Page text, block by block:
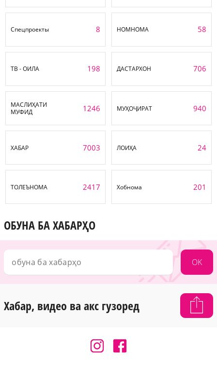
Спецпроекты 8 НОМНОМА 58
ТВ - ОИЛА 198 ДАСТАРХОН 706
МАСЛИҲАТИ
МУФИД
1246 МУҲОҶИРАТ 940
ХАБАР 7003 ЛОИҲА 24
ТОЛЕЪНОМА 2417 Хобнома 201
ОБУНА БА ХАБАРҲО
OK
Хабар, видео ва акс гузоред